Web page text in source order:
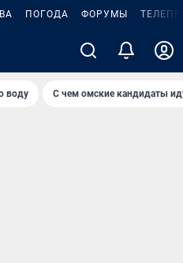
ПОГОДА ФОРУМЫ
воду С чем омские кандидаты